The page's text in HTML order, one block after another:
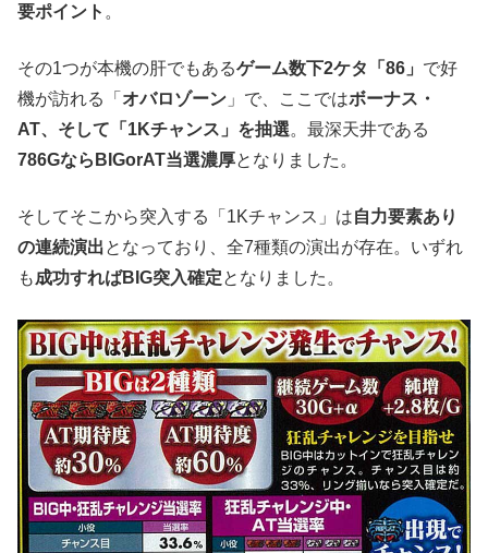
要ポイント 。
その1つが本機の肝でもあるゲーム数下2ケタ「86」 で好
機が訪れる「 オバロゾーン 」で、ここではボーナス・
AT、そして「1Kチャンス」を抽選。最深天井である
786GならBIGorAT当選濃厚となりました。
そしてそこから突入する「1Kチャンス」は自力要素あり
の連続演出となっており、全7種類の演出が存在。いずれ
も成功すればBIG突入確定となりました。